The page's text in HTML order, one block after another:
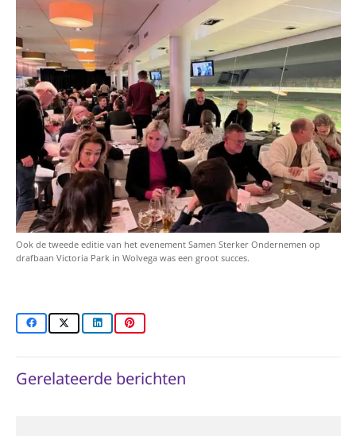
Ook de tweede editie van het evenement Samen Sterker Ondernemen op
drafbaan Victoria Park in Wolvega was een groot succes.
Gerelateerde berichten